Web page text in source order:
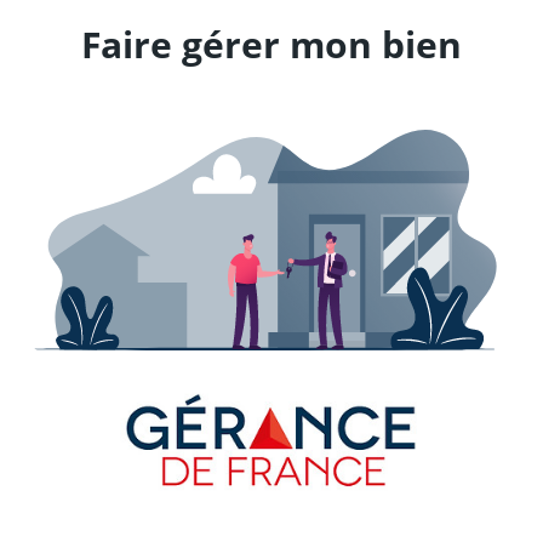
Faire gérer mon bien